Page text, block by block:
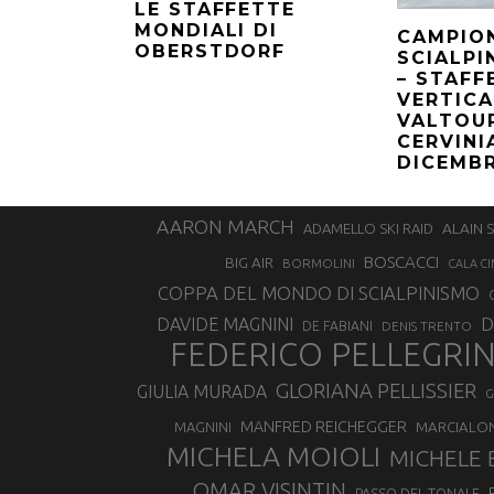
LE STAFFETTE
MONDIALI DI
OBERSTDORF
–
AARON MARCH ADAMELLO SKI RAID ALAIN
BIG AIR
BORMOLINI BOSCACCI CALA
COPPA DEL MONDO DI SCIALPINISMO
DAVIDE MAGNINI DE FABIANI DENIS TRENTO
FEDERICO
GIULIA MURADA GLORIANA PELLISSIER
MAGNINI MANFRED REICHEGGER
MICHELA MOIOLI MICHELE